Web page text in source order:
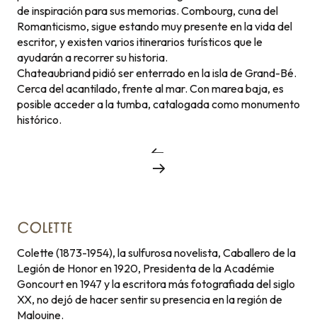
de inspiración para sus memorias. Combourg, cuna del
Romanticismo, sigue estando muy presente en la vida del
escritor, y existen varios itinerarios turísticos que le
ayudarán a recorrer su historia.
Chateaubriand pidió ser enterrado en la isla de Grand-Bé.
Cerca del acantilado, frente al mar. Con marea baja, es
posible acceder a la tumba, catalogada como monumento
histórico.
COLETTE
Colette (1873-1954), la sulfurosa novelista, Caballero de la
Legión de Honor en 1920, Presidenta de la Académie
Goncourt en 1947 y la escritora más fotografiada del siglo
XX, no dejó de hacer sentir su presencia en la región de
Malouine.